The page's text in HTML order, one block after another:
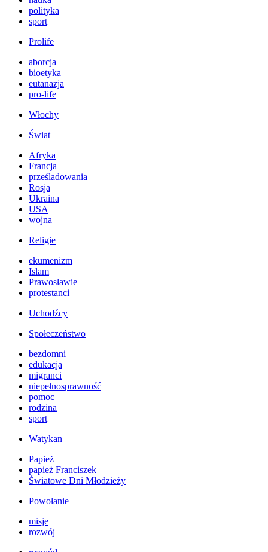
polityka
sport
Prolife
aborcja
bioetyka
eutanazja
pro-life
Włochy
Świat
Afryka
Francja
prześladowania
Rosja
Ukraina
USA
wojna
Religie
ekumenizm
Islam
Prawosławie
protestanci
Uchodźcy
Społeczeństwo
bezdomni
edukacja
migranci
niepełnosprawność
pomoc
rodzina
sport
Watykan
Papież
papież Franciszek
Światowe Dni Młodzieży
Powołanie
misje
rozwój